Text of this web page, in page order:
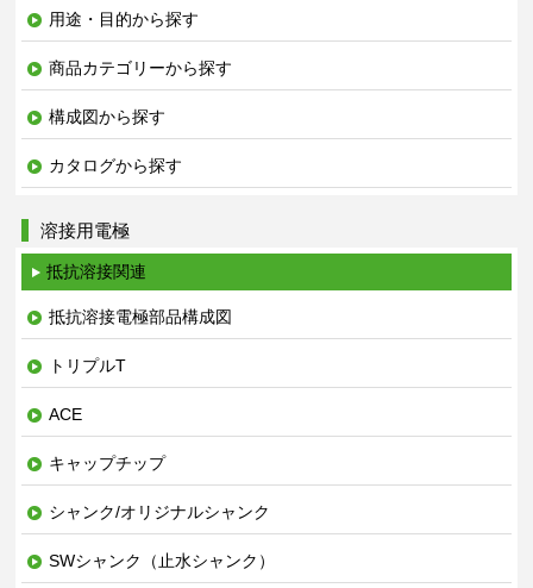
用途・目的から探す
商品カテゴリーから探す
構成図から探す
カタログから探す
溶接用電極
抵抗溶接関連
抵抗溶接電極部品構成図
トリプルT
ACE
キャップチップ
シャンク/オリジナルシャンク
SWシャンク（止水シャンク）